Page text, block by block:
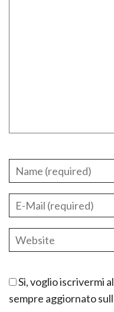
Sì, voglio iscrivermi
sempre aggiornato